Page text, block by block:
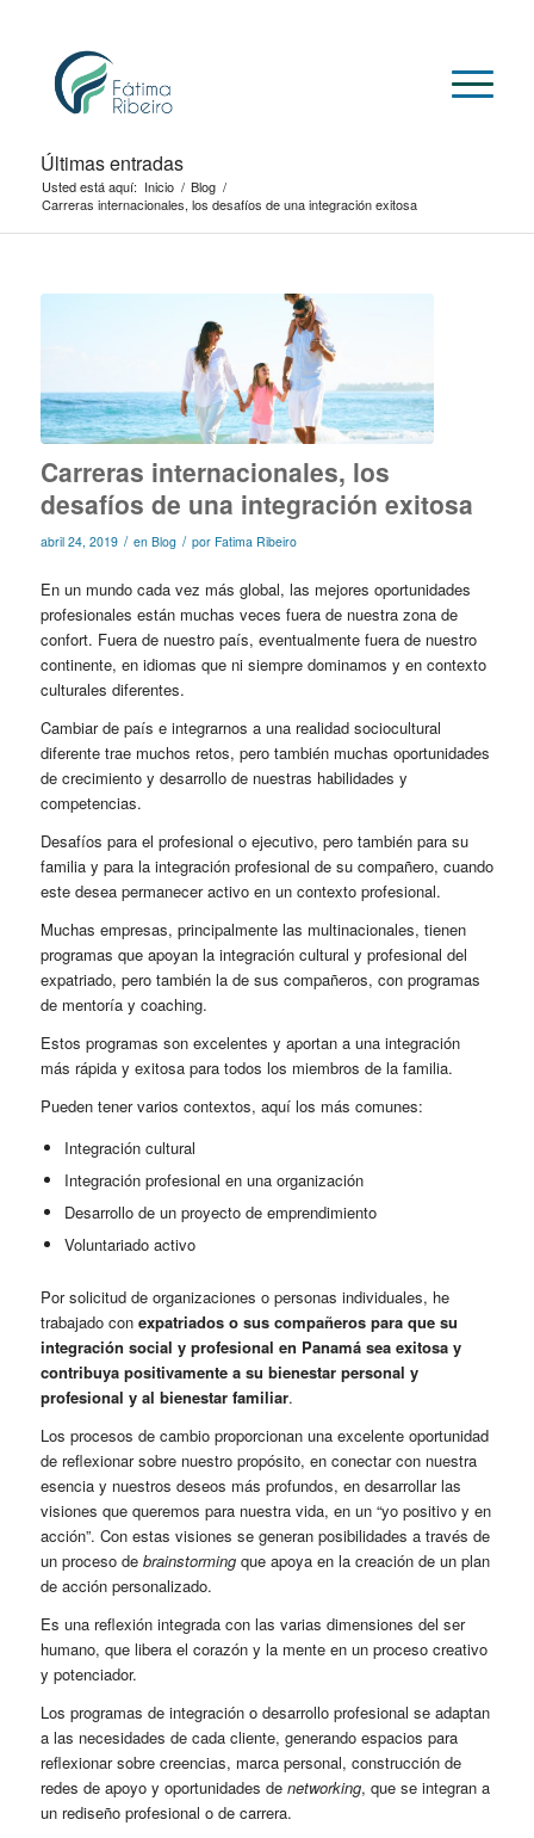
Últimas entradas
Usted está aquí: Inicio / Blog /
Carreras internacionales, los desafíos de una integración exitosa
Carreras internacionales, los
desafíos de una integración exitosa
abril 24, 2019 / en Blog / por Fatima Ribeiro
En un mundo cada vez más global, las mejores oportunidades
profesionales están muchas veces fuera de nuestra zona de
confort. Fuera de nuestro país, eventualmente fuera de nuestro
continente, en idiomas que ni siempre dominamos y en contexto
culturales diferentes.
Cambiar de país e integrarnos a una realidad sociocultural
diferente trae muchos retos, pero también muchas oportunidades
de crecimiento y desarrollo de nuestras habilidades y
competencias.
Desafíos para el profesional o ejecutivo, pero también para su
familia y para la integración profesional de su compañero, cuando
este desea permanecer activo en un contexto profesional.
Muchas empresas, principalmente las multinacionales, tienen
programas que apoyan la integración cultural y profesional del
expatriado, pero también la de sus compañeros, con programas
de mentoría y coaching.
Estos programas son excelentes y aportan a una integración
más rápida y exitosa para todos los miembros de la familia.
Pueden tener varios contextos, aquí los más comunes:
Integración cultural
Integración profesional en una organización
Desarrollo de un proyecto de emprendimiento
Voluntariado activo
Por solicitud de organizaciones o personas individuales, he
trabajado con expatriados o sus compañeros para que su
integración social y profesional en Panamá sea exitosa y
contribuya positivamente a su bienestar personal y
profesional y al bienestar familiar.
Los procesos de cambio proporcionan una excelente oportunidad
de reflexionar sobre nuestro propósito, en conectar con nuestra
esencia y nuestros deseos más profundos, en desarrollar las
visiones que queremos para nuestra vida, en un “yo positivo y en
acción”. Con estas visiones se generan posibilidades a través de
un proceso de brainstormingque apoya en la creación de un plan
de acción personalizado.
Es una reflexión integrada con las varias dimensiones del ser
humano, que libera el corazón y la mente en un proceso creativo
y potenciador.
Los programas de integración o desarrollo profesional se adaptan
a las necesidades de cada cliente, generando espacios para
reflexionar sobre creencias, marca personal, construcción de
redes de apoyo y oportunidades de networking, que se integran a
un rediseño profesional o de carrera.